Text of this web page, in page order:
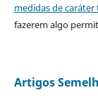
medidas de
fazerem algo
Artigos